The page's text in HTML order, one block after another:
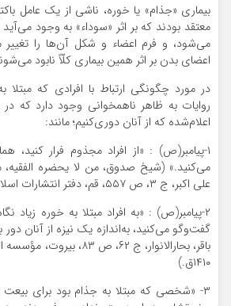
بیماری «جذام» یا خوره، ناشی از یک عامل
معتقد بودند که بر اثر «سوداء» به وجود
می‌شود، و فرم اعضاء و شکل آن‌ها را
اعضای بدن بر اثر همین بیماری کلّاً نابود
در مورد چگونگی ارتباط با افرادی که
روایات به ظاهر ناهمخوانی وجود دارد که در
اعلام‌شده که از آنان دوری‌کنیم؛ مانند:
۱-پیامبر(ص) : «از افراد مجذوم فرار کنید،
می‌کنید.» (شیخ صدوق، من لا یحضره
علی اکبر، ج ۳، ص ۵۵۷، قم، دفتر انتشارات اسلامی، چاپ دوم، ۱۴۱۳ق.)
۲-پیامبر(ص) : «به افراد مبتلا به خوره زیاد
گفت‌وگو می‌کنید، به‌اندازه یک نیزه از آنان
باقر، بحارالانوار، ج ۶۲، ص
۱۴۱۰ق.)
۳- «شخصی که مبتلا به جذام بود برای بیعت